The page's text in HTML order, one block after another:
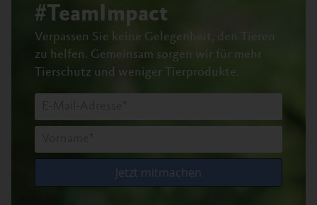
#TeamImpact
Verpassen Sie keine Gelegenheit, den Tieren
zu helfen. Gemeinsam sorgen wir für mehr
Tierschutz und weniger Tierprodukte.